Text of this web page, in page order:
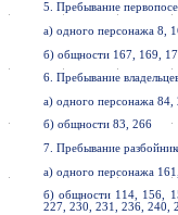
5. Пребывание
а) одного персонажа 8,
б) общности 167, 169,
6. Пребывание
а) одного персонажа
б) общности 83, 266
7. Пребывание
а) одного персонажа
б) общности 114, 156,
227, 230, 231, 236, 240,